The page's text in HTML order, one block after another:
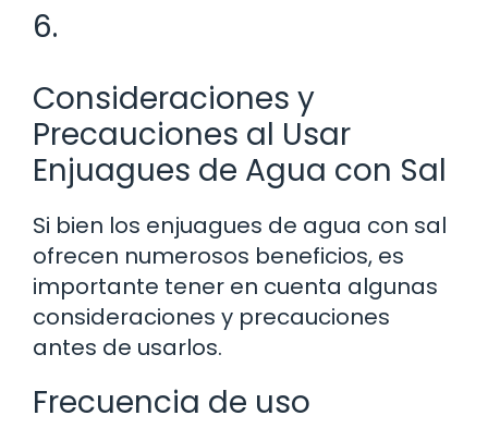
6.
Consideraciones y
Precauciones al Usar
Enjuagues de Agua con Sal
Si bien los enjuagues de agua con sal
ofrecen numerosos beneficios, es
importante tener en cuenta algunas
consideraciones y precauciones
antes de usarlos.
Frecuencia de uso